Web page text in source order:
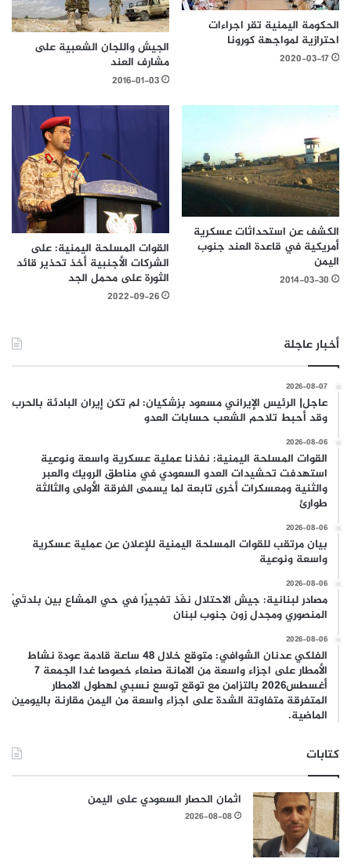
الحكومة اليمنية تقر اجراءات
احترازية لمواجهة كورونا
2020-03-17
الجيش واللجان الشعبية على
مشارف العند
2016-01-03
الكشف عن استحداثات عسكرية
أمريكية في قاعدة العند جنوب
اليمن
2014-03-30
القوات المسلحة اليمنية: على
الشركات الأجنبية أخذ تحذير قائد
الثورة على محمل الجد
2022-09-26
أخبار عاجلة
2026-08-07
عاجل| الرئيس الإيراني مسعود بزشكيان: لم تكن إيران البادئة بالحرب
وقد أحبط تلاحم الشعب حسابات العدو
2026-08-06
القوات المسلحة اليمنية: نفذنا عملية عسكرية واسعة ونوعية
استهدفت تحشيدات العدو السعودي في مناطق الرويك والعبر
والثنية ومعسكرات أخرى تابعة لما يسمى الفرقة الأولى والثالثة
طوارئ
2026-08-06
بيان مرتقب للقوات المسلحة اليمنية للإعلان عن عملية عسكرية
واسعة ونوعية
2026-08-06
مصادر لبنانية: جيش الاحتلال نفّذ تفجيرًا في حي المشاع بين بلدتَيْ
المنصوري ومجدل زون جنوب لبنان
2026-08-06
الفلكي عدنان الشوافي: متوقع خلال 48 ساعة قادمة عودة نشاط
الأمطار على اجزاء واسعة من الامانة صنعاء خصوصا غدا الجمعة 7
أغسطس2026 بالتزامن مع توقع توسع نسبي لهطول الامطار
المتفرقة متفاوتة الشدة على اجزاء واسعة من اليمن مقارنة باليومين
الماضية.
كتابات
اثمان الحصار السعودي على اليمن
2026-08-08